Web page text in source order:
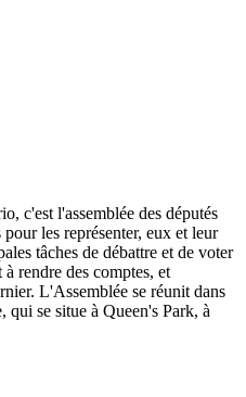
c'est l'assemblée des députés
les représenter, eux et leur
tâches de débattre et de voter
rendre des comptes, et
L'Assemblée se réunit dans
se situe à Queen's Park, à